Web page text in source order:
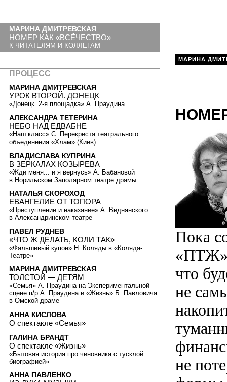
МАРИНА
Пока
«ПТЖ»
что
не
не
МАРИНА ДМИТРЕВСКАЯ
НОМЕР КАК «ВСЁЧЕСТВО»
К ЧИТАТЕЛЯМ И КОЛЛЕГАМ
ПРОЦЕСС
МАРИНА ДМИТРЕВСКАЯ
УРОК ВТОРОЙ. ДОНЕЦК
«Донецк. 2-я площадка» А. Праудина
АЛЕКСАНДРА ТЕТЕРИНА
НЕБО НАД ЕДВАБНЕ
«Наш класс» С. Перекреста театрального
объединения «Хлам» (Киев)
ВЛАДИСЛАВА КУПРИНА
В ЗЕРКАЛАХ КОЗЫРЕВА
«Жди меня... и я вернусь» А. Бабановой
в Норильском Заполярном театре драмы
НАТАЛЬЯ СКОРОХОД
ЕВАНГЕЛИЕ ОТ ТОПОРА
«Преступление и наказание» А. Виднянского
в Александринском театре
ПАВЕЛ РУДНЕВ
«ЧТО Ж ДЕЛАТЬ, КОЛИ ТАК»
«Фальшивый купон» Н. Коляды в «Коляда-
Театре»
МАРИНА ДМИТРЕВСКАЯ
ТОЛСТОЙ — ДЕТЯМ
«Семья» А. Праудина на Экспериментальной
сцене п/р А. Праудина и «Жизнь» Б. Павловича
в Омской драме
АННА КИСЛОВА
О спектакле «Семья»
ГАЛИНА БРАНДТ
О спектакле «Жизнь»
«Бытовая история про чиновника с тусклой
биографией»
АННА ПАВЛЕНКО